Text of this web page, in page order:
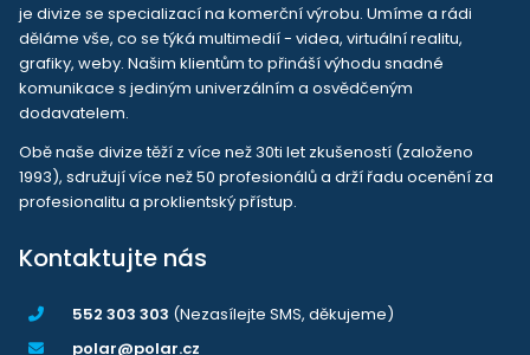
je divize se specializací na komerční výrobu. Umíme a rádi
děláme vše, co se týká multimedií - videa, virtuální realitu,
grafiky, weby. Našim klientům to přináší výhodu snadné
komunikace s jediným univerzálním a osvědčeným
dodavatelem.
Obě naše divize těží z více než 30ti let zkušeností (založeno
1993), sdružují více než 50 profesionálů a drží řadu ocenění za
profesionalitu a proklientský přístup.
Kontaktujte nás
552 303 303 (Nezasílejte SMS, děkujeme)
polar@polar.cz